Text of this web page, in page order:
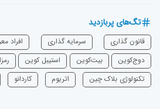
تگ‌های پربازدید
قانون گذاری سرمایه‌ گذاری افراد
دوج‌کوین
بیت‌کوین استیبل کوین
تکنولوژی بلاک چین
اتریوم ‌کاردانو